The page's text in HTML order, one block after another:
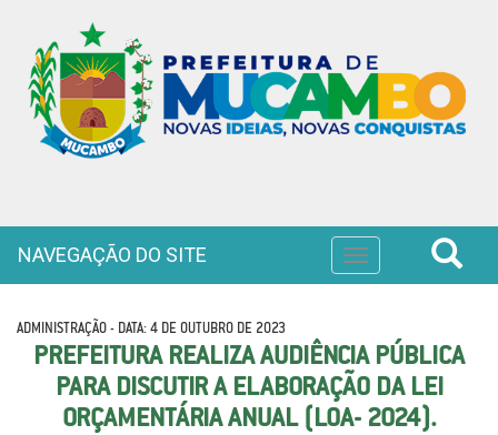
Toggle
navigation
NAVEGAÇÃO DO SITE
ADMINISTRAÇÃO - DATA: 4 DE OUTUBRO DE 2023
PREFEITURA REALIZA AUDIÊNCIA PÚBLICA
PARA DISCUTIR A ELABORAÇÃO DA LEI
ORÇAMENTÁRIA ANUAL (LOA- 2024).